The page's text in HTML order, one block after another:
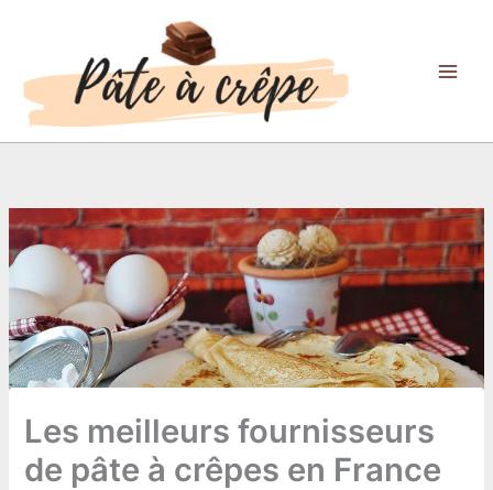
Les meilleurs fournisseurs
de pâte à crêpes en France